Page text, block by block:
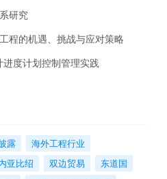
研究
程的机遇、挑战与应对策略
度计划控制管理实践
露
海外工程行业
亚比绍 双边贸易
东道国